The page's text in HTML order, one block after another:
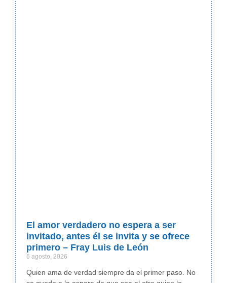
El amor verdadero no espera a ser
invitado, antes él se invita y se ofrece
primero – Fray Luis de León
6 agosto, 2026
Quien ama de verdad siempre da el primer paso. No